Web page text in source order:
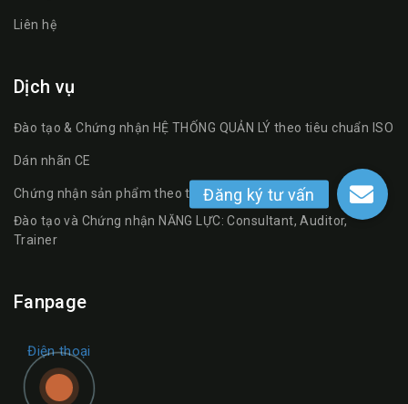
Liên hệ
Dịch vụ
Đào tạo & Chứng nhận HỆ THỐNG QUẢN LÝ theo tiêu chuẩn ISO
Dán nhãn CE
Chứng nhận sản phẩm theo tiêu chuẩn NF
Đào tạo và Chứng nhận NĂNG LỰC: Consultant, Auditor,
Trainer
Fanpage
Điện thoại